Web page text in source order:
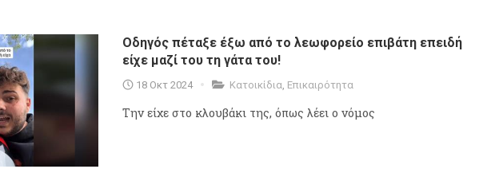
Οδηγός πέταξε έξω από το λεωφορείο επιβάτη επειδή
είχε μαζί του τη γάτα του!
18 Οκτ 2024 Κατοικίδια Επικαιρότητα
Την είχε στο κλουβάκι της, όπως λέει ο νόμος